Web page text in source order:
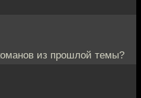
из прошлой темы?